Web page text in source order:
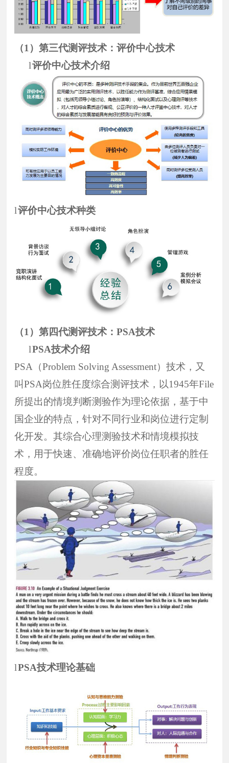
（1）第三代测评技术：评价中心技术
l评价中心技术介绍
l评价中心技术种类
（1）第四代测评技术：PSA技术
lPSA技术介绍
PSA
（Problem Solving Assessment）技术，又
叫PSA岗位胜任度综合测评技术，以1945年File
所提出的情境判断测验作为理论依据，基于中
国企业的特点，针对不同行业和岗位进行定制
化开发。其综合心理测验技术和情境模拟技
术，用于快速、准确地评价岗位任职者的胜任
程度。
lPSA技术理论基础